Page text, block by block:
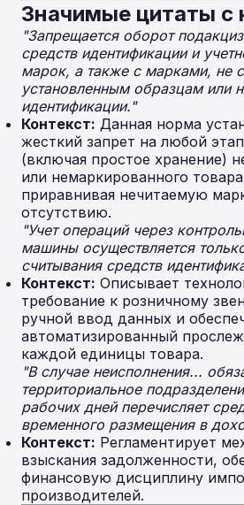
Значимые цитаты с
"Запрещается оборот
средств идентификации и
марок, а также с марками, не
установленным образцам или
идентификации."
Контекст: Данная норма
жесткий запрет на любой
(включая простое хранение)
или немаркированного
приравнивая нечитаемую
отсутствию.
"Учет операций через
машины осуществляется
считывания средств
Контекст: Описывает
требование к розничному
ручной ввод данных и
автоматизированный
каждой единицы товара.
"В случае неисполнения...
территориальное
рабочих дней перечисляет
временного размещения в
Контекст: Регламентирует
взыскания задолженности,
финансовую дисциплину
производителей.